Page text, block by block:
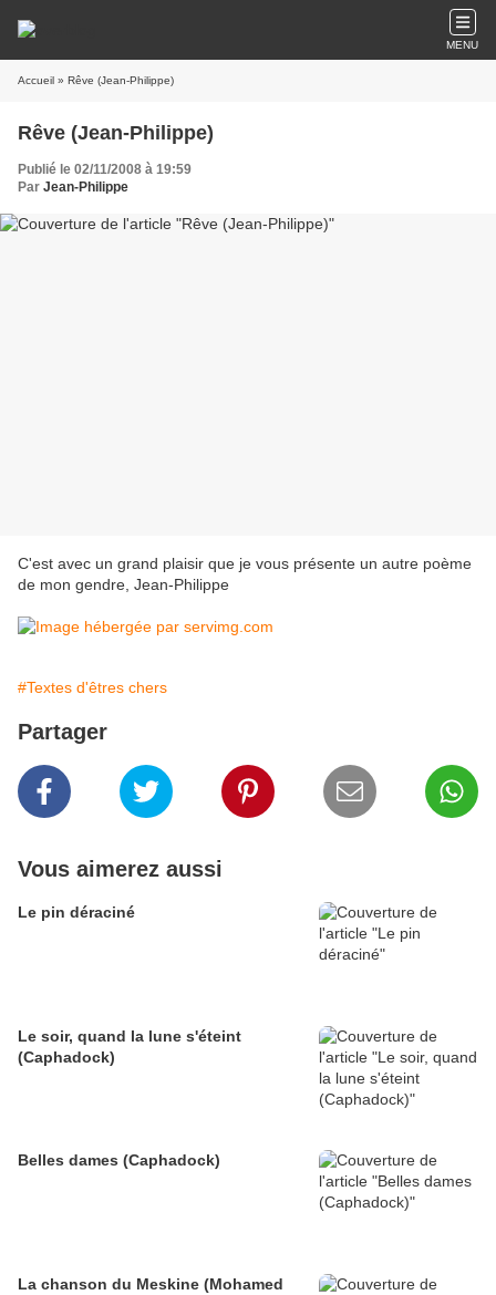
MENU
Accueil » Rêve (Jean-Philippe)
Rêve (Jean-Philippe)
Publié le 02/11/2008 à 19:59
Par Jean-Philippe
C'est avec un grand plaisir que je vous présente un autre poème
de mon gendre, Jean-Philippe
#Textes d'êtres chers
Partager
Vous aimerez aussi
Le pin déraciné
Le soir, quand la lune s'éteint
(Caphadock)
Belles dames (Caphadock)
La chanson du Meskine (Mohamed